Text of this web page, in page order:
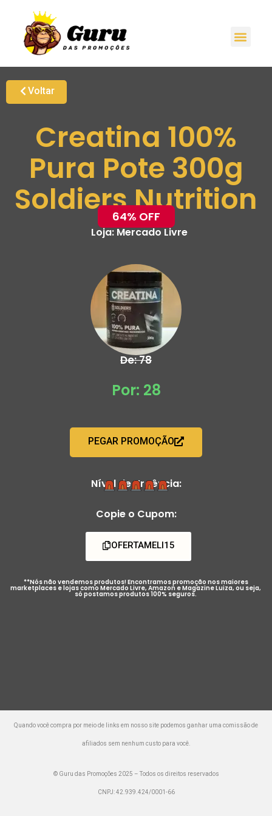
Voltar
Creatina 100%
Pura Pote 300g
Soldiers Nutrition
64% OFF
Loja:Mercado Livre
De: 78
Por: 28
PEGAR PROMOÇÃO
Nível de Urgência:
Copie o Cupom:
OFERTAMELI15
**Nós não vendemos produtos! Encontramos promoção nos maiores
marketplaces e lojas como Mercado Livre, Amazon e Magazine Luiza, ou seja,
só postamos produtos 100% seguros.
Quando você compra por meio de links em nosso site podemos ganhar uma comissão de
afiliados sem nenhum custo para você.
© Guru das Promoções 2025 – Todos os direitos reservados
CNPJ: 42.939.424/0001-66